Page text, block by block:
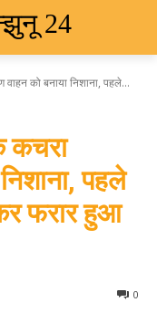
24
को बनाया निशाना, पहले...
कचरा
पहले
फरार हुआ
0